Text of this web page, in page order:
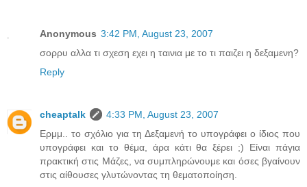
Anonymous 3:42 PM, August 23, 2007
σορρυ αλλα τι σχεση εχει η ταινια με το τι παιζει η δεξαμενη?
Reply
cheaptalk
4:33 PM, August 23, 2007
Ερμμ.. το σχόλιο για τη Δεξαμενή το υπογράφει ο ίδιος που
υπογράφει και το θέμα, άρα κάτι θα ξέρει ;) Είναι πάγια
πρακτική στις Μάζες, να συμπληρώνουμε και όσες βγαίνουν
στις αίθουσες γλυτώνοντας τη θεματοποίηση.